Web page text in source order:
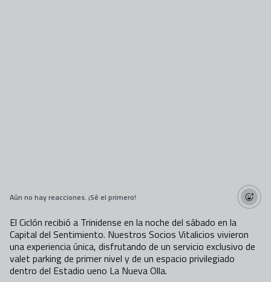
Aún no hay reacciones. ¡Sé el primero!
El Ciclón recibió a Trinidense en la noche del sábado en la
Capital del Sentimiento. Nuestros Socios Vitalicios vivieron
una experiencia única, disfrutando de un servicio exclusivo de
valet parking de primer nivel y de un espacio privilegiado
dentro del Estadio ueno La Nueva Olla.